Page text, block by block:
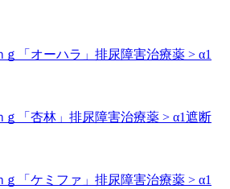
「オーハラ」 排尿障害治療薬 > α1
「杏林」 排尿障害治療薬 > α1遮断
「ケミファ」 排尿障害治療薬 > α1